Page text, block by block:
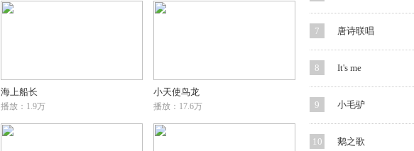
海上船长
播放：1.9万
小天使鸟龙
播放：17.6万
7 唐诗联唱
8 It's me
9 小毛驴
10 鹅之歌